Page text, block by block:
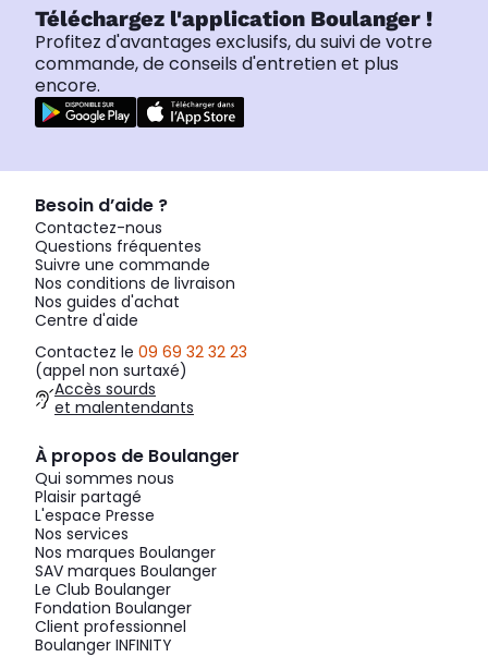
Téléchargez l'application Boulanger !
Profitez d'avantages exclusifs, du suivi de votre
commande, de conseils d'entretien et plus
encore.
Besoin d’aide ?
Contactez-nous
Questions fréquentes
Suivre une commande
Nos conditions de livraison
Nos guides d'achat
Centre d'aide
Contactez le 09 69 32 32 23
(appel non surtaxé)
Accès sourds
et malentendants
À propos de Boulanger
Qui sommes nous
Plaisir partagé
L'espace Presse
Nos services
Nos marques Boulanger
SAV marques Boulanger
Le Club Boulanger
Fondation Boulanger
Client professionnel
Boulanger INFINITY